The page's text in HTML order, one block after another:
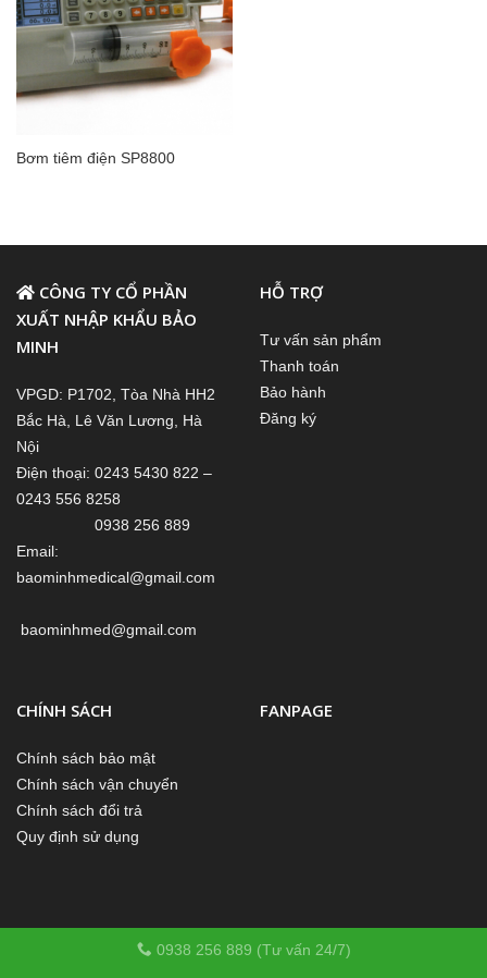
Bơm tiêm điện SP8800
CÔNG TY CỔ PHẦN
XUẤT NHẬP KHẨU BẢO
MINH
VPGD: P1702, Tòa Nhà HH2
Bắc Hà, Lê Văn Lương, Hà
Nội
Điện thoại: 0243 5430 822 –
0243 556 8258
0938 256 889
Email:
baominhmedical@gmail.com
baominhmed@gmail.com
HỖ TRỢ
Tư vấn sản phẩm
Thanh toán
Bảo hành
Đăng ký
CHÍNH SÁCH
Chính sách bảo mật
Chính sách vận chuyển
Chính sách đổi trả
Quy định sử dụng
FANPAGE
0938 256 889 (Tư vấn 24/7)